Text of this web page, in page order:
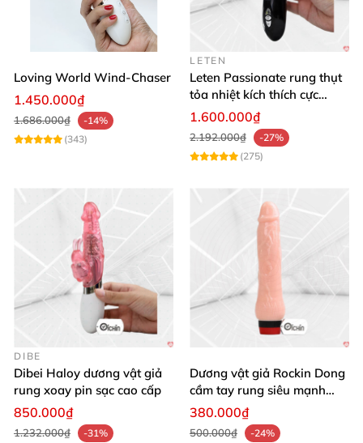
Loving World Wind-Chaser
1.450.000₫
1.686.000₫
-14%
(343)
LETEN
Leten Passionate rung thụt
tỏa nhiệt kích thích cực
mạnh
1.600.000₫
2.192.000₫
-27%
(275)
DIBE
Dibei Haloy dương vật giả
rung xoay pin sạc cao cấp
850.000₫
1.232.000₫
-31%
Dương vật giả Rockin Dong
cầm tay rung siêu mạnh
silicon y tế cao cấp
380.000₫
500.000₫
-24%